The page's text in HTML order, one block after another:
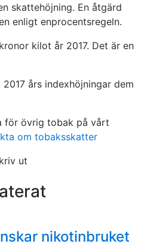
skattehöjning. En åtgärd
enligt enprocentsregeln.
kilot år 2017. Det är en
års indexhöjningar dem
för övrig tobak på vårt
om tobaksskatter
ut
nikotinbruket